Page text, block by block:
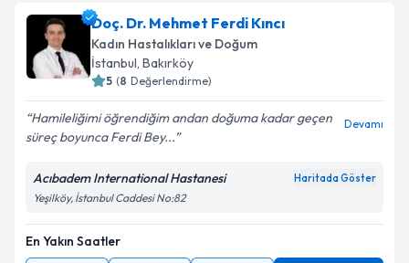
Doç. Dr. Mehmet Ferdi Kıncı
Kadın Hastalıkları ve Doğum
İstanbul, Bakırköy
5 (8 Değerlendirme)
Hamileliğimi öğrendiğim andan doğuma kadar geçen
süreç boyunca Ferdi Bey...
Devamı
Acıbadem International Hastanesi Haritada Göster
Yeşilköy, İstanbul Caddesi No:82
En Yakın Saatler